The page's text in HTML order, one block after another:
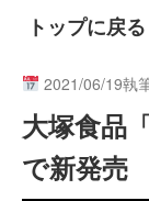
トップに戻る
2021/06/19執
大塚食品
で新発売